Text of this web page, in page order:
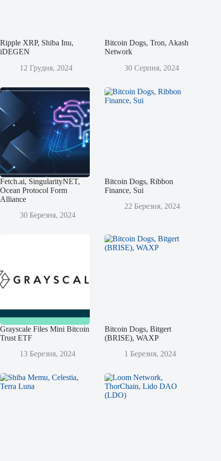
Ripple XRP, Shiba Inu,
iDEGEN
12 Грудня, 2024
Bitcoin Dogs, Tron, Akash
Network
30 Серпня, 2024
Fetch.ai, SingularityNET,
Ocean Protocol Form
Alliance
30 Березня, 2024
Bitcoin Dogs, Ribbon
Finance, Sui
22 Березня, 2024
Grayscale Files Mini Bitcoin
Trust ETF
13 Березня, 2024
Bitcoin Dogs, Bitgert
(BRISE), WAXP
1 Березня, 2024